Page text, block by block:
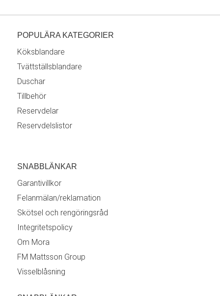
POPULÄRA KATEGORIER
Köksblandare
Tvättställsblandare
Duschar
Tillbehör
Reservdelar
Reservdelslistor
SNABBLÄNKAR
Garantivillkor
Felanmälan/reklamation
Skötsel och rengöringsråd
Integritetspolicy
Om Mora
FM Mattsson Group
Visselblåsning